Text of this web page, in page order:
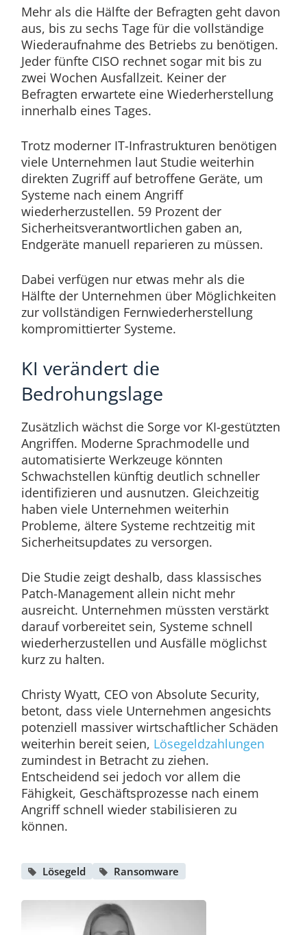
Mehr als die Hälfte der Befragten geht davon
aus, bis zu sechs Tage für die vollständige
Wiederaufnahme des Betriebs zu benötigen.
Jeder fünfte CISO rechnet sogar mit bis zu
zwei Wochen Ausfallzeit. Keiner der
Befragten erwartete eine Wiederherstellung
innerhalb eines Tages.
Trotz moderner IT-Infrastrukturen benötigen
viele Unternehmen laut Studie weiterhin
direkten Zugriff auf betroffene Geräte, um
Systeme nach einem Angriff
wiederherzustellen. 59 Prozent der
Sicherheitsverantwortlichen gaben an,
Endgeräte manuell reparieren zu müssen.
Dabei verfügen nur etwas mehr als die
Hälfte der Unternehmen über Möglichkeiten
zur vollständigen Fernwiederherstellung
kompromittierter Systeme.
KI verändert die
Bedrohungslage
Zusätzlich wächst die Sorge vor KI-gestützten
Angriffen. Moderne Sprachmodelle und
automatisierte Werkzeuge könnten
Schwachstellen künftig deutlich schneller
identifizieren und ausnutzen. Gleichzeitig
haben viele Unternehmen weiterhin
Probleme, ältere Systeme rechtzeitig mit
Sicherheitsupdates zu versorgen.
Die Studie zeigt deshalb, dass klassisches
Patch-Management allein nicht mehr
ausreicht. Unternehmen müssten verstärkt
darauf vorbereitet sein, Systeme schnell
wiederherzustellen und Ausfälle möglichst
kurz zu halten.
Christy Wyatt, CEO von Absolute Security,
betont, dass viele Unternehmen angesichts
potenziell massiver wirtschaftlicher Schäden
weiterhin bereit seien, Lösegeldzahlungen
zumindest in Betracht zu ziehen.
Entscheidend sei jedoch vor allem die
Fähigkeit, Geschäftsprozesse nach einem
Angriff schnell wieder stabilisieren zu
können.
Lösegeld Ransomware